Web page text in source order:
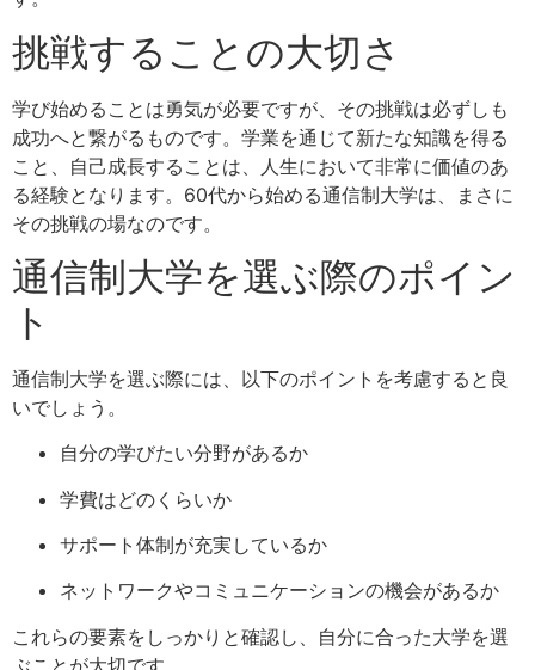
挑戦することの大切さ
学び始めることは勇気が必要ですが、その挑戦は必ずしも
成功へと繋がるものです。学業を通じて新たな知識を得る
こと、自己成長することは、人生において非常に価値のあ
る経験となります。60代から始める通信制大学は、まさに
その挑戦の場なのです。
通信制大学を選ぶ際のポイン
ト
通信制大学を選ぶ際には、以下のポイントを考慮すると良
いでしょう。
自分の学びたい分野があるか
学費はどのくらいか
サポート体制が充実しているか
ネットワークやコミュニケーションの機会があるか
これらの要素をしっかりと確認し、自分に合った大学を選
ぶことが大切です。